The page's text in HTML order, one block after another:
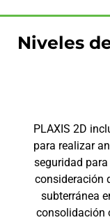
Niveles
PLAXIS 2D
para realizar
seguridad
consideración
subterránea
consolidación